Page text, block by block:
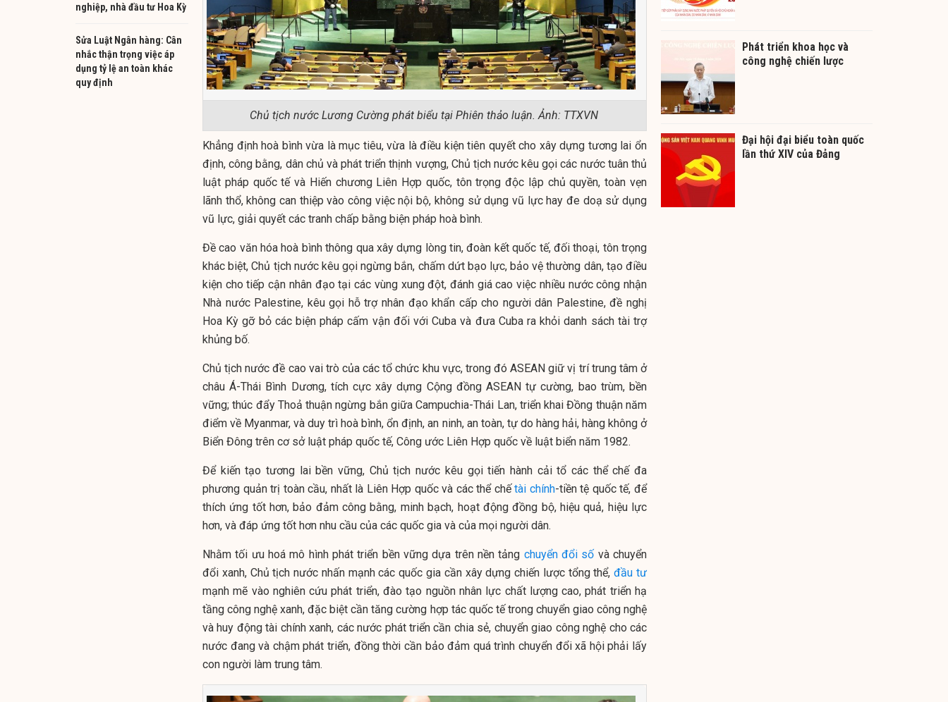
nghiệp, nhà đầu tư Hoa Kỳ
Sửa Luật Ngân hàng: Cân
nhắc thận trọng việc áp
dụng tỷ lệ an toàn khác
quy định
Chủ tịch nước Lương Cường phát biểu tại Phiên thảo luận. Ảnh: TTXVN
Khẳng định hoà bình vừa là mục tiêu, vừa là điều kiện tiên quyết cho xây dựng tương lai ổn
định, công bằng, dân chủ và phát triển thịnh vượng, Chủ tịch nước kêu gọi các nước tuân thủ
luật pháp quốc tế và Hiến chương Liên Hợp quốc, tôn trọng độc lập chủ quyền, toàn vẹn
lãnh thổ, không can thiệp vào công việc nội bộ, không sử dụng vũ lực hay đe doạ sử dụng
vũ lực, giải quyết các tranh chấp bằng biện pháp hoà bình.
Đề cao văn hóa hoà bình thông qua xây dựng lòng tin, đoàn kết quốc tế, đối thoại, tôn trọng
khác biệt, Chủ tịch nước kêu gọi ngừng bắn, chấm dứt bạo lực, bảo vệ thường dân, tạo điều
kiện cho tiếp cận nhân đạo tại các vùng xung đột, đánh giá cao việc nhiều nước công nhận
Nhà nước Palestine, kêu gọi hỗ trợ nhân đạo khẩn cấp cho người dân Palestine, đề nghị
Hoa Kỳ gỡ bỏ các biện pháp cấm vận đối với Cuba và đưa Cuba ra khỏi danh sách tài trợ
khủng bố.
Chủ tịch nước đề cao vai trò của các tổ chức khu vực, trong đó ASEAN giữ vị trí trung tâm ở
châu Á-Thái Bình Dương, tích cực xây dựng Cộng đồng ASEAN tự cường, bao trùm, bền
vững; thúc đẩy Thoả thuận ngừng bắn giữa Campuchia-Thái Lan, triển khai Đồng thuận năm
điểm về Myanmar, và duy trì hoà bình, ổn định, an ninh, an toàn, tự do hàng hải, hàng không ở
Biển Đông trên cơ sở luật pháp quốc tế, Công ước Liên Hợp quốc về luật biển năm 1982.
Để kiến tạo tương lai bền vững, Chủ tịch nước kêu gọi tiến hành cải tổ các thể chế đa
phương quản trị toàn cầu, nhất là Liên Hợp quốc và các thể chếtài chính-tiền tệ quốc tế, để
thích ứng tốt hơn, bảo đảm công bằng, minh bạch, hoạt động đồng bộ, hiệu quả, hiệu lực
hơn, và đáp ứng tốt hơn nhu cầu của các quốc gia và của mọi người dân.
Nhằm tối ưu hoá mô hình phát triển bền vững dựa trên nền tảng chuyển đổi số và chuyển
đổi xanh, Chủ tịch nước nhấn mạnh các quốc gia cần xây dựng chiến lược tổng thể,đầu tư
mạnh mẽ vào nghiên cứu phát triển, đào tạo nguồn nhân lực chất lượng cao, phát triển hạ
tầng công nghệ xanh, đặc biệt cần tăng cường hợp tác quốc tế trong chuyển giao công nghệ
và huy động tài chính xanh, các nước phát triển cần chia sẻ, chuyển giao công nghệ cho các
nước đang và chậm phát triển, đồng thời cần bảo đảm quá trình chuyển đổi xã hội phải lấy
con người làm trung tâm.
Phát triển khoa học và
công nghệ chiến lược
Đại hội đại biểu toàn quốc
lần thứ XIV của Đảng